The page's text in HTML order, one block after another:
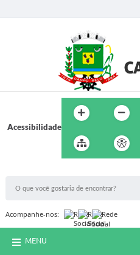
Acessibilidade
Acompanhe-nos:
MENU